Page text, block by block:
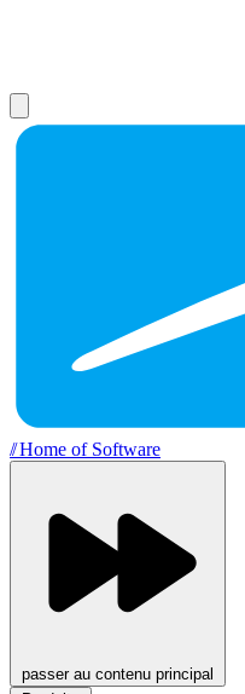
//Home of Software
passer au contenu principal